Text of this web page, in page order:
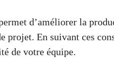
d’améliorer la
projet. En suivant ces
de votre équipe.